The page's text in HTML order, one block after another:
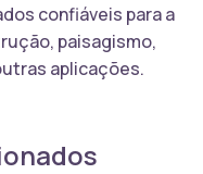
confiáveis para a
paisagismo,
aplicações.